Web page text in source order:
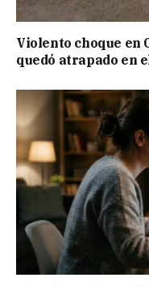
Violento choque en
quedó atrapado en